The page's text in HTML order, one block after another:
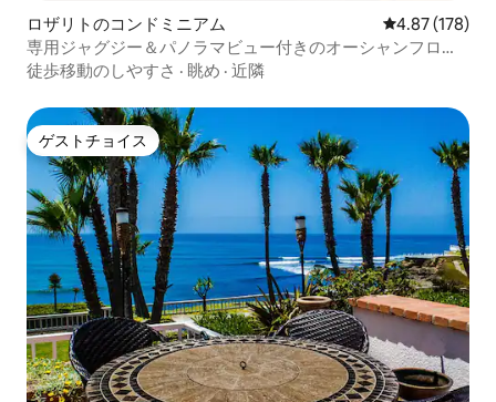
ロザリトのコンドミニアム レビュー178
4.87 (178)
専用ジャグジー＆パノラマビュー付きのオーシャンフロン
ト
徒歩移動のしやすさ · 眺め · 近隣
ゲストチョイス
ゲストチョイス